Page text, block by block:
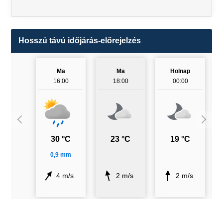
Hosszú távú időjárás-előrejelzés
Ma
16:00
30 °C
0,9 mm
4 m/s
Ma
18:00
23 °C
2 m/s
Holnap
00:00
19 °C
2 m/s